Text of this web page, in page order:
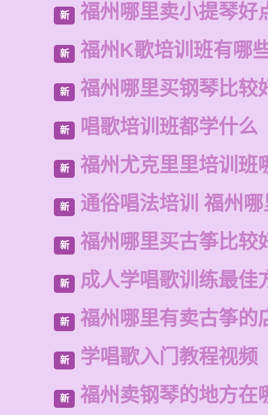
新 福州哪里卖小提琴好
新 福州K歌培训班有哪
新 福州哪里买钢琴比较
新 唱歌培训班都学什么
新 福州尤克里里培训班
新 通俗唱法培训 福州
新 福州哪里买古筝比较
新 成人学唱歌训练最佳
新 福州哪里有卖古筝的
新 学唱歌入门教程视频
新 福州卖钢琴的地方在